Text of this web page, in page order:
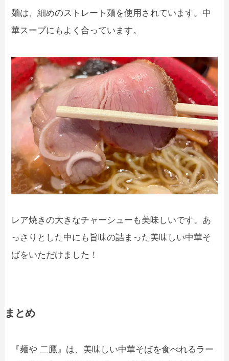
麺は、細めのストレート麺を使用されています。中
華スープにもよく合っています。
レア焼きの大きなチャーシューも美味しいです。あ
っさりとした中にも旨味の詰まった美味しい中華そ
ばをいただけました！
まとめ
『麺や 二鷹』は、美味しい中華そばを食べれるラー